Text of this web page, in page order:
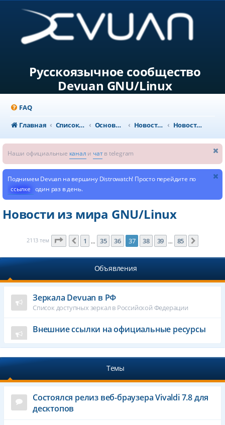
Русскоязычное сообщество
Devuan GNU/Linux
FAQ
Главная
Список форумов Основной раздел Новости и объявления Новости из мира GNU/Linux
Наши официальные канал и чатв telegram
Поднимем Devuan на вершину Distrowatch! Просто перейдите по
ссылке один раз в день.
Новости из мира GNU/Linux
2113 тем Страница 37из85
Пред.
1 … 35 36 37 38 39 … 85
Объявления
Зеркала Devuan в РФ
Список доступных зеркал в Российской Федерации
Внешние ссылки на официальные ресурсы
Темы
Состоялся релиз веб-браузера Vivaldi 7.8 для
десктопов